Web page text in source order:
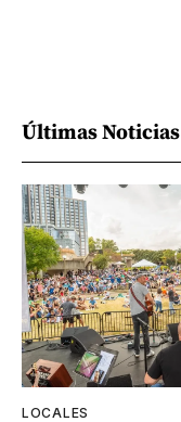
Últimas Noticias
LOCALES